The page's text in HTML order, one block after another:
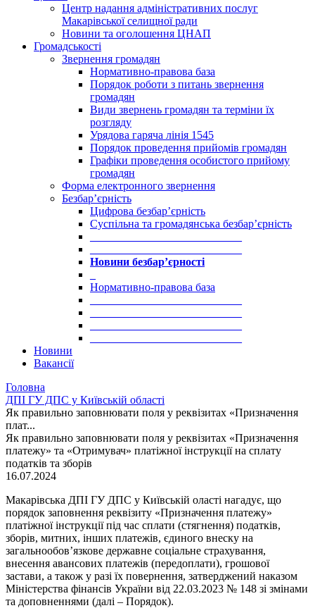
Центр надання адміністративних послуг
Макарівської селищної ради
Новини та оголошення ЦНАП
Громадськості
Звернення громадян
Нормативно-правова база
Порядок роботи з питань звернення
громадян
Види звернень громадян та терміни їх
розгляду
Урядова гаряча лінія 1545
Порядок проведення прийомів громадян
Графіки проведення особистого прийому
громадян
Форма електронного звернення
Безбар’єрність
Цифрова безбар’єрність
Суспільна та громадянська безбар’єрність
Новини безбар’єрності
Нормативно-правова база
Новини
Вакансії
Головна
ДПІ ГУ ДПС у Київській області
Як правильно заповнювати поля у реквізитах «Призначення
плат...
Як правильно заповнювати поля у реквізитах «Призначення
платежу» та «Отримувач» платіжної інструкції на сплату
податків та зборів
16.07.2024
Макарівська ДПІ ГУ ДПС у Київській оласті нагадує, що
порядок заповнення реквізиту «Призначення платежу»
платіжної інструкції під час сплати (стягнення) податків,
зборів, митних, інших платежів, єдиного внеску на
загальнообов’язкове державне соціальне страхування,
внесення авансових платежів (передоплати), грошової
застави, а також у разі їх повернення, затверджений наказом
Міністерства фінансів України від 22.03.2023 № 148 зі змінами
та доповненнями (далі – Порядок).